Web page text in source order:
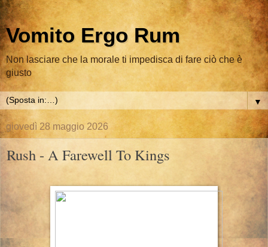
Vomito Ergo Rum
Non lasciare che la morale ti impedisca di fare ciò che è
giusto
▼
giovedì 28 maggio 2026
Rush - A Farewell To Kings